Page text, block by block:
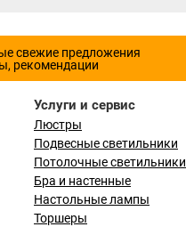
свежие предложения
рекомендации
Услуги и сервис
Люстры
Подвесные светильники
Потолочные светильники
Бра и настенные
Настольные лампы
Торшеры